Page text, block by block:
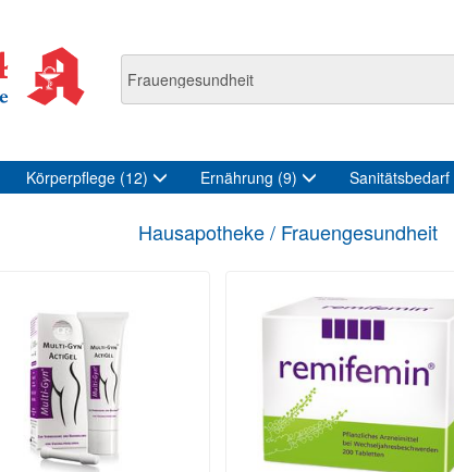
Körperpflege (12) Ernährung (9) Sanitätsbedarf
Hausapotheke / Frauengesundheit